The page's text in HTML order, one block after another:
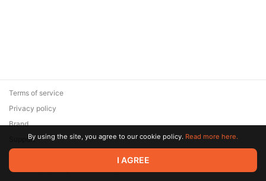
© 2026 Zaya Solutions Limited. All rights reserved. All trademarks
are the property of their respective owners.
Terms of service
Privacy policy
Brand
SupportBy using the site, you agree to our cookie policy. Read more here.
I AGREE